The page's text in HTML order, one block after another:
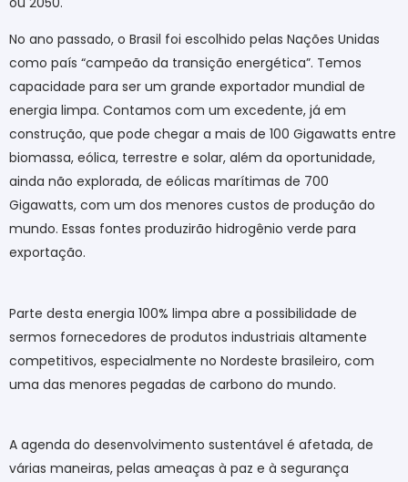
No ano passado, o Brasil foi escolhido pelas Nações Unidas
como país “campeão da transição energética”. Temos
capacidade para ser um grande exportador mundial de
energia limpa. Contamos com um excedente, já em
construção, que pode chegar a mais de 100 Gigawatts entre
biomassa, eólica, terrestre e solar, além da oportunidade,
ainda não explorada, de eólicas marítimas de 700
Gigawatts, com um dos menores custos de produção do
mundo. Essas fontes produzirão hidrogênio verde para
exportação.
Parte desta energia 100% limpa abre a possibilidade de
sermos fornecedores de produtos industriais altamente
competitivos, especialmente no Nordeste brasileiro, com
uma das menores pegadas de carbono do mundo.
A agenda do desenvolvimento sustentável é afetada, de
várias maneiras, pelas ameaças à paz e à segurança